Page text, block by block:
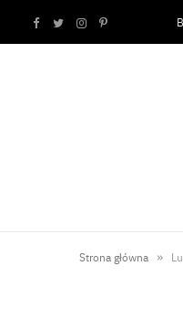
F T I P
Strona główna »